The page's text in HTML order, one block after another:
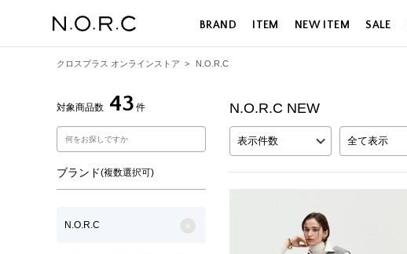
BRAND ITEM NEW ITEM SALE
クロスプラス オンラインストア > N.O.R.C
対象商品数 43 件 N.O.R.C NEW
ブランド(複数選択可)
N.O.R.C
表示件数 全て表示